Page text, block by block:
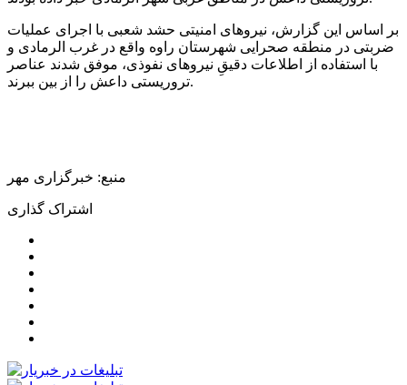
بر اساس این گزارش، نیروهای امنیتی حشد شعبی با اجرای عملیات
ضربتی در منطقه صحرایی شهرستان راوه واقع در غرب الرمادی و
با استفاده از اطلاعات دقیقِ نیروهای نفوذی، موفق شدند عناصر
تروریستی داعش را از بین ببرند.
منبع: خبرگزاری مهر
اشتراک گذاری